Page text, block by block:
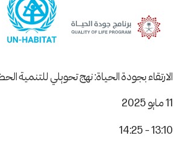
الارتقاء بجودة الحياة: نهج تحويلي للتنمية
11 مايو 2025
13:10 – 14:25